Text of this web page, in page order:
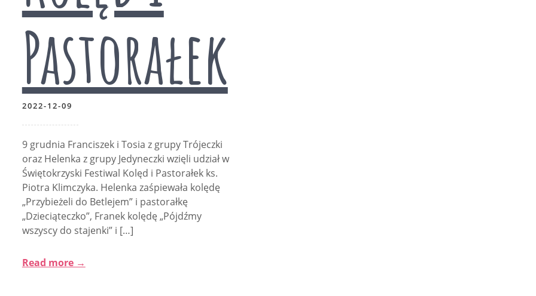
Pastorałek
2022-12-09
9 grudnia Franciszek i Tosia z grupy Trójeczki
oraz Helenka z grupy Jedyneczki wzięli udział w
Świętokrzyski Festiwal Kolęd i Pastorałek ks.
Piotra Klimczyka. Helenka zaśpiewała kolędę
„Przybieżeli do Betlejem” i pastorałkę
„Dzieciąteczko”, Franek kolędę „Pójdźmy
wszyscy do stajenki” i […]
Read more →